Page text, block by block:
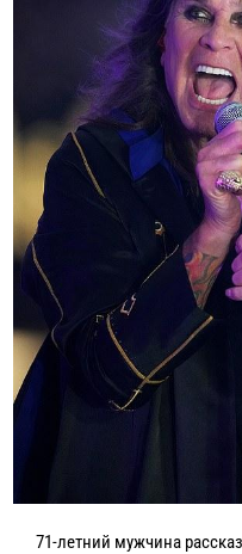
71-летний мужчина